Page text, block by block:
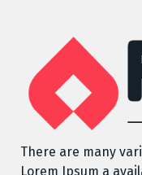
There are many
Lorem Ipsum a